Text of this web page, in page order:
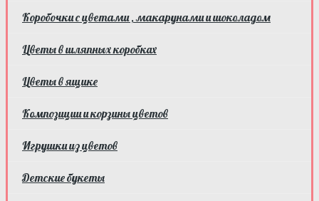
Коробочки с цветами , макарунами и шоколадом
Цветы в шляпных коробках
Цветы в ящике
Композиции и корзины цветов
Игрушки из цветов
Детские букеты